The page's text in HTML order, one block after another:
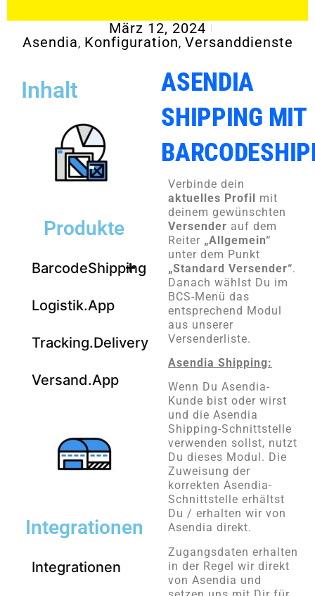
März 12, 2024
Asendia, Konfiguration, Versanddienste
Inhalt
Produkte
BarcodeShipping
Logistik.App
Tracking.Delivery
Versand.App
Integrationen
Integrationen
ASENDIA
SHIPPING MIT
Verbinde dein
aktuelles Profil mit
deinem gewünschten
Versender auf dem
Reiter „Allgemein“
unter dem Punkt
„Standard Versender“.
Danach wählst Du im
BCS-Menü das
entsprechend Modul
aus unserer
Versenderliste.
Asendia Shipping:
Wenn Du Asendia-
Kunde bist oder wirst
und die Asendia
Shipping-Schnittstelle
verwenden sollst, nutzt
Du dieses Modul. Die
Zuweisung der
korrekten Asendia-
Schnittstelle erhältst
Du / erhalten wir von
Asendia direkt.
Zugangsdaten erhalten
in der Regel wir direkt
von Asendia und